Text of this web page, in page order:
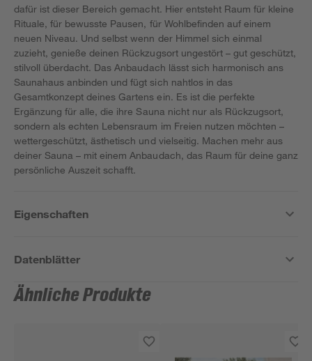
dafür ist dieser Bereich gemacht. Hier entsteht Raum für kleine
Rituale, für bewusste Pausen, für Wohlbefinden auf einem
neuen Niveau. Und selbst wenn der Himmel sich einmal
zuzieht, genieße deinen Rückzugsort ungestört – gut geschützt,
stilvoll überdacht. Das Anbaudach lässt sich harmonisch ans
Saunahaus anbinden und fügt sich nahtlos in das
Gesamtkonzept deines Gartens ein. Es ist die perfekte
Ergänzung für alle, die ihre Sauna nicht nur als Rückzugsort,
sondern als echten Lebensraum im Freien nutzen möchten –
wettergeschützt, ästhetisch und vielseitig. Machen mehr aus
deiner Sauna – mit einem Anbaudach, das Raum für deine ganz
persönliche Auszeit schafft.
Eigenschaften
Datenblätter
Ähnliche Produkte